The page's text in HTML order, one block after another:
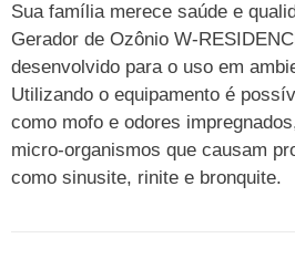
Sua família merece saúde e
Gerador de Ozônio W-
desenvolvido para o uso em
Utilizando o equipamento é
como mofo e odores
micro-organismos que causam
como sinusite, rinite e bronquite.